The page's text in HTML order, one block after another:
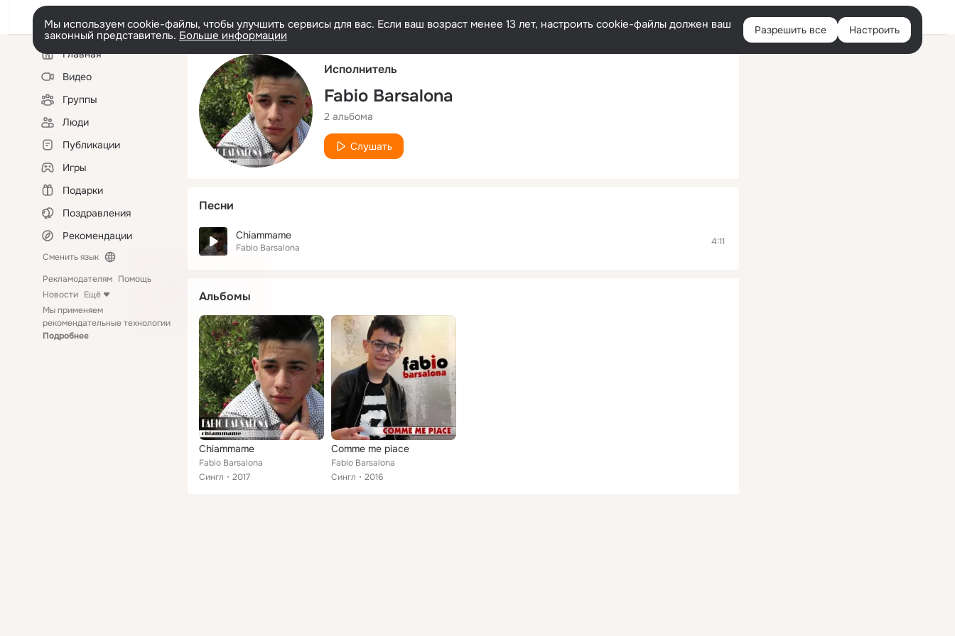
Русский Войти
Мы используем cookie-файлы, чтобы улучшить сервисы для вас. Если ваш возраст менее 13 лет, настроить cookie-файлы должен ваш
законный представитель. Больше информации Разрешить все Настроить
Левая
колонкаГлавная
Видео
Группы
Люди
Публикации
Игры
Подарки
Поздравления
Рекомендации
Сменить язык
Рекламодателям Помощь
Новости Ещё
Мы применяем
рекомендательные технологии
Подробнее
Исполнитель
Fabio Barsalona
2 альбома
Слушать
Песни
Chiammame
Fabio Barsalona
4:11
Альбомы
Chiammame
Fabio Barsalona
Сингл
2017
Comme me piace
Fabio Barsalona
Сингл
2016